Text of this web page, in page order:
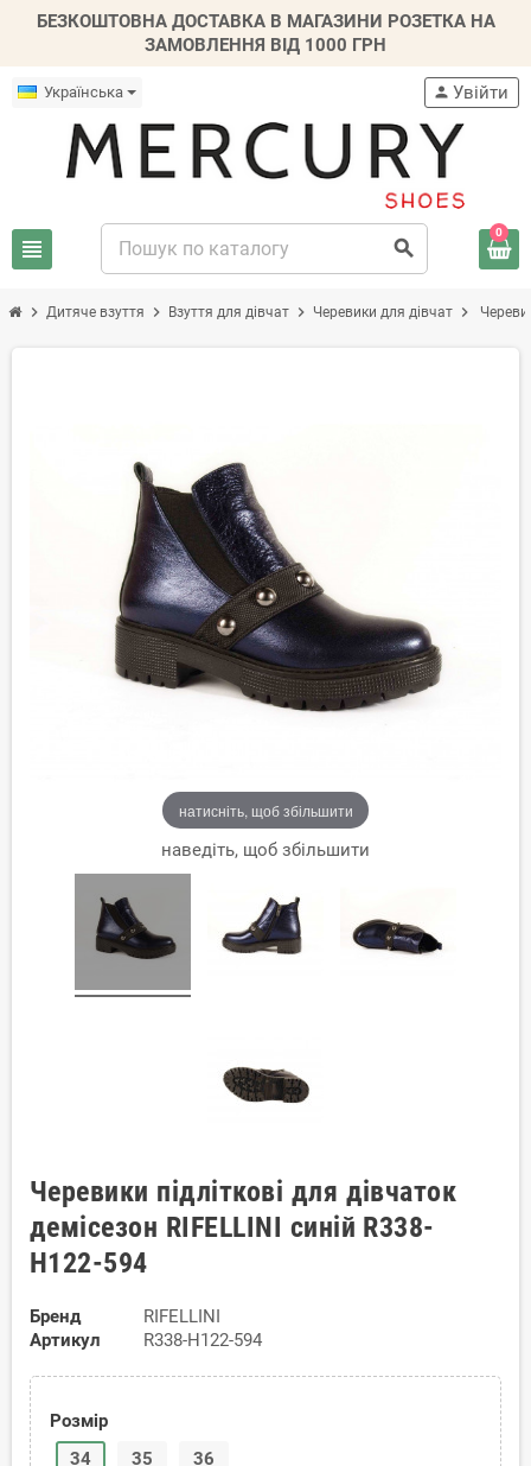
БЕЗКОШТОВНА ДОСТАВКА В МАГАЗИНИ РОЗЕТКА НА
ЗАМОВЛЕННЯ ВІД 1000 ГРН
Українська
view_headline search
person Увійти
0
chevron_right Дитяче взуття chevron_right Взуття для дівчат chevron_right Черевики для дівчат chevron_right
натисніть, щоб збільшити
наведіть, щоб збільшити
Черевики підліткові для дівчаток
демісезон RIFELLINI синій R338-
H122-594
Бренд
RIFELLINI
Артикул
R338-H122-594
Розмір
34
35 36